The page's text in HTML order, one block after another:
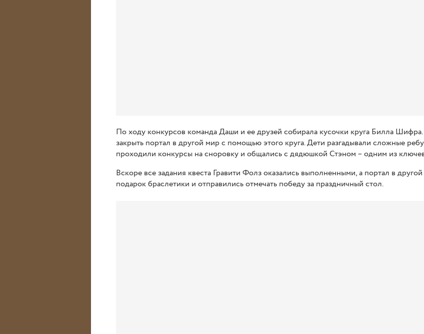
По ходу конкурсов команда Даши и ее друзей собирала кусочки круга Билла Шифра.
закрыть портал в другой мир с помощью этого круга. Дети разгадывали сложные
проходили конкурсы на сноровку и общались с дядюшкой Стэном – одним из
Вскоре все задания квеста Гравити Фолз оказались выполненными, а портал в
подарок браслетики и отправились отмечать победу за праздничный стол.